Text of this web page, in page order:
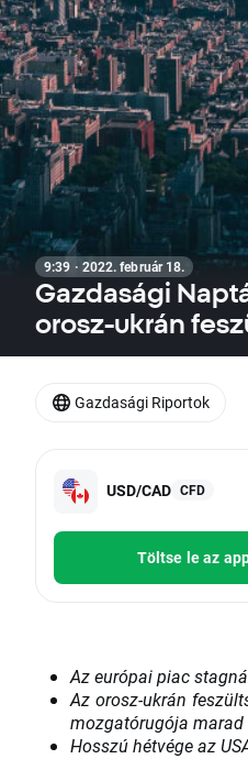
9:39 · 2022. február 18.
Gazdasági
orosz-ukrán
USD/CAD CFD
Töltse le az
Az európai piac
Az orosz-ukrán
mozgatórugója marad
Hosszú hétvége az
Gazdasági Riportok